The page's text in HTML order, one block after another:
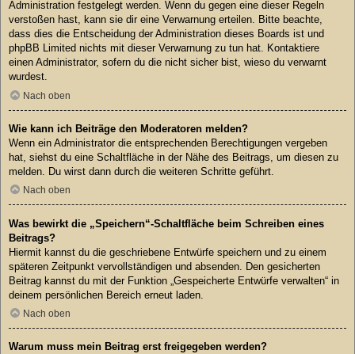
Administration festgelegt werden. Wenn du gegen eine dieser Regeln
verstoßen hast, kann sie dir eine Verwarnung erteilen. Bitte beachte,
dass dies die Entscheidung der Administration dieses Boards ist und
phpBB Limited nichts mit dieser Verwarnung zu tun hat. Kontaktiere
einen Administrator, sofern du die nicht sicher bist, wieso du verwarnt
wurdest.
Nach oben
Wie kann ich Beiträge den Moderatoren melden?
Wenn ein Administrator die entsprechenden Berechtigungen vergeben
hat, siehst du eine Schaltfläche in der Nähe des Beitrags, um diesen zu
melden. Du wirst dann durch die weiteren Schritte geführt.
Nach oben
Was bewirkt die „Speichern“-Schaltfläche beim Schreiben eines
Beitrags?
Hiermit kannst du die geschriebene Entwürfe speichern und zu einem
späteren Zeitpunkt vervollständigen und absenden. Den gesicherten
Beitrag kannst du mit der Funktion „Gespeicherte Entwürfe verwalten“ in
deinem persönlichen Bereich erneut laden.
Nach oben
Warum muss mein Beitrag erst freigegeben werden?